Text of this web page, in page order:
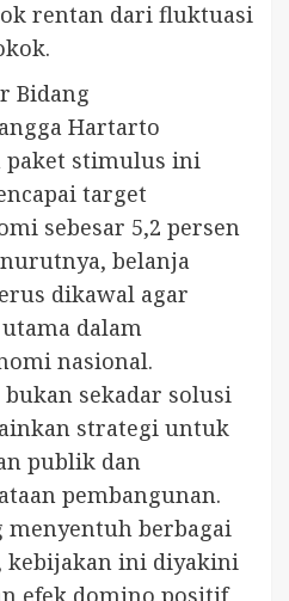
rentan dari fluktuasi
Bidang
Hartarto
paket stimulus ini
target
sebesar 5,2 persen
belanja
dikawal agar
dalam
nasional.
sekadar solusi
strategi untuk
publik dan
pembangunan.
menyentuh berbagai
kebijakan ini diyakini
efek domino positif